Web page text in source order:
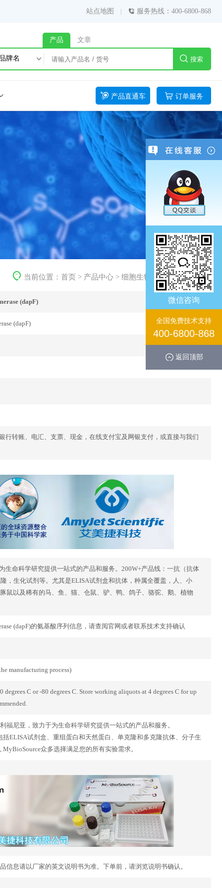
站点地图 服务热线：400-6800-868
产品 文章
牌名 搜索
产品直通车 订单服务
当前位置： 首页 > 产品中心 > 细胞生物学产品>重组蛋白
(dapF)
(dapF)
行转账、电汇、支票、现金，在线支付宝及网银支付，或直接与我们
生命科学研究提供一站式的产品和服务。200W+产品线：一抗（抗体
，生化试剂等。尤其是ELISA试剂盒和抗体，种属全覆盖，人、小
鼠以及稀有的马、鱼、猫、仓鼠、驴、鸭、鸽子、骆驼、鹅、植物
(dapF)的氨基酸序列信息，请查阅官网或者联系技术支持确认
manufacturing process)
degrees C or -80 degrees C. Store working aliquots at 4 degrees C for up
福尼亚，致力于为生命科学研究提供一站式的产品和服务。
ELISA试剂盒、重组蛋白和天然蛋白、单克隆和多克隆抗体、分子生
众多选择满足您的所有实验需求。
息请以厂家的英文说明书为准。下单前，请浏览说明书确认。
微信咨询
全国免费技术支持
400-6800-868
返回顶部